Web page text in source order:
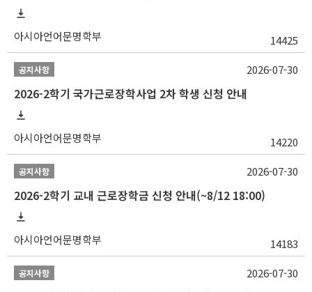
아시아언어문명학부 14425
공지사항
2026-2학기 국가근로장학사업 2차 학생 신청 안내
아시아언어문명학부 14220
2026-07-30
공지사항
2026-2학기 교내 근로장학금 신청 안내(~8/12 18:00)
아시아언어문명학부 14183
2026-07-30
공지사항 2026-07-30